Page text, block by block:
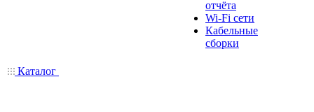
отчёта
Wi-Fi сети
Кабельные
сборки
Каталог